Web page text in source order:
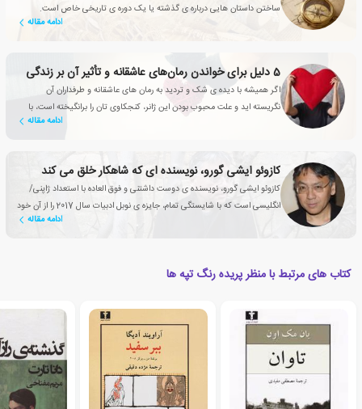
ساختن داستان هایی درباره ی گذشته یا یک دوره ی تاریخی خاص است.
ادامه مقاله
5 دلیل برای خواندن رمان‌های عاشقانه‌‌ و تأثیر آن بر زندگی
اگر همیشه با دیده ی شک و تردید به رمان های عاشقانه و طرفداران آن
نگریسته اید و علت محبوب بودن این ژانر، کنجکاوی تان را برانگیخته است، با
ادامه مقاله
کازوئو ایشی گورو، نویسنده ای که شاهکار خلق می کند
کازوئو ایشی گورو، نویسنده ی دوست داشتنی و فوق العاده با استعداد ژاپنی/
انگلیسی است که با شایستگی تمام، جایزه ی نوبل ادبیات سال 2017 را از آن خود
ادامه مقاله
کتاب های مرتبط با منظر پریده رنگ تپه ها